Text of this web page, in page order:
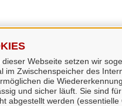
Webseite setzen wir
im Zwischenspeicher des
die
und sicher läuft. Sie sind
abgestellt werden (essentielle